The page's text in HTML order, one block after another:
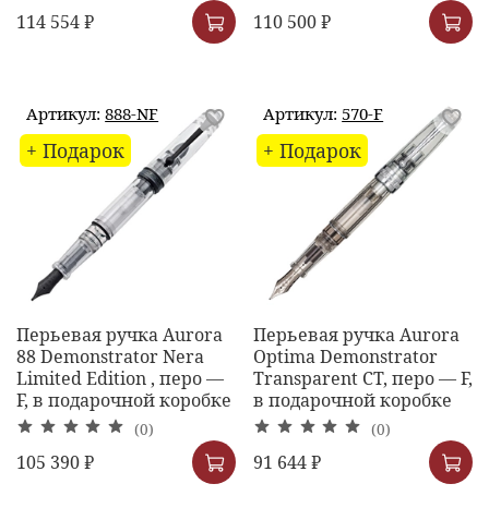
114 554 ₽ 110 500 ₽
Артикул:888-NF
+ Подарок
Перьевая ручка Aurora
88 Demonstrator Nera
Limited Edition , перо —
F, в подарочной коробке
(0)
105 390 ₽
Артикул: 570-F
+ Подарок
Перьевая ручка Aurora
Optima Demonstrator
Transparent CT, перо — F,
в подарочной коробке
(0)
91 644 ₽